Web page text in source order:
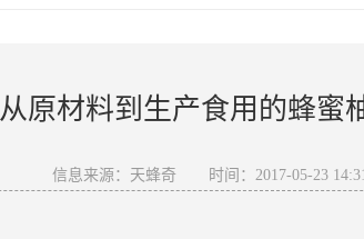
从原材料到生产食用的蜂蜜
信息来源：天蜂奇 时间：2017-05-23